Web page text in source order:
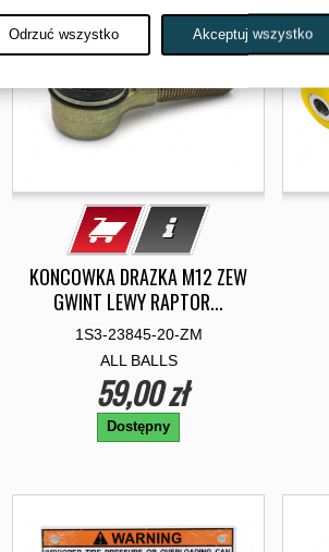
KONCOWKA DRAZKA M12 ZEW
GWINT LEWY RAPTOR...
1S3-23845-20-ZM
ALL BALLS
59,00 zł
Dostępny
Odrzuć wszystko Akceptuj wszystko